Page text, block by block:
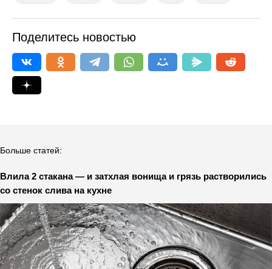
Поделитесь новостью
Больше статей:
Влила 2 стакана — и затхлая вонища и грязь растворились
со стенок слива на кухне